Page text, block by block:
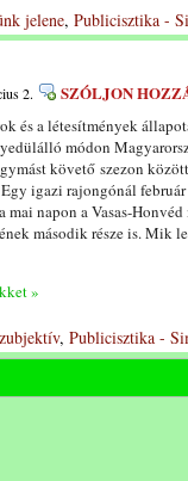
jelene, Publicisztika -
2. SZÓLJON
és a létesítmények
módon
követő szezon
igazi rajongónál
mai napon a Vasas-
második része is. Mik
»
, Publicisztika -